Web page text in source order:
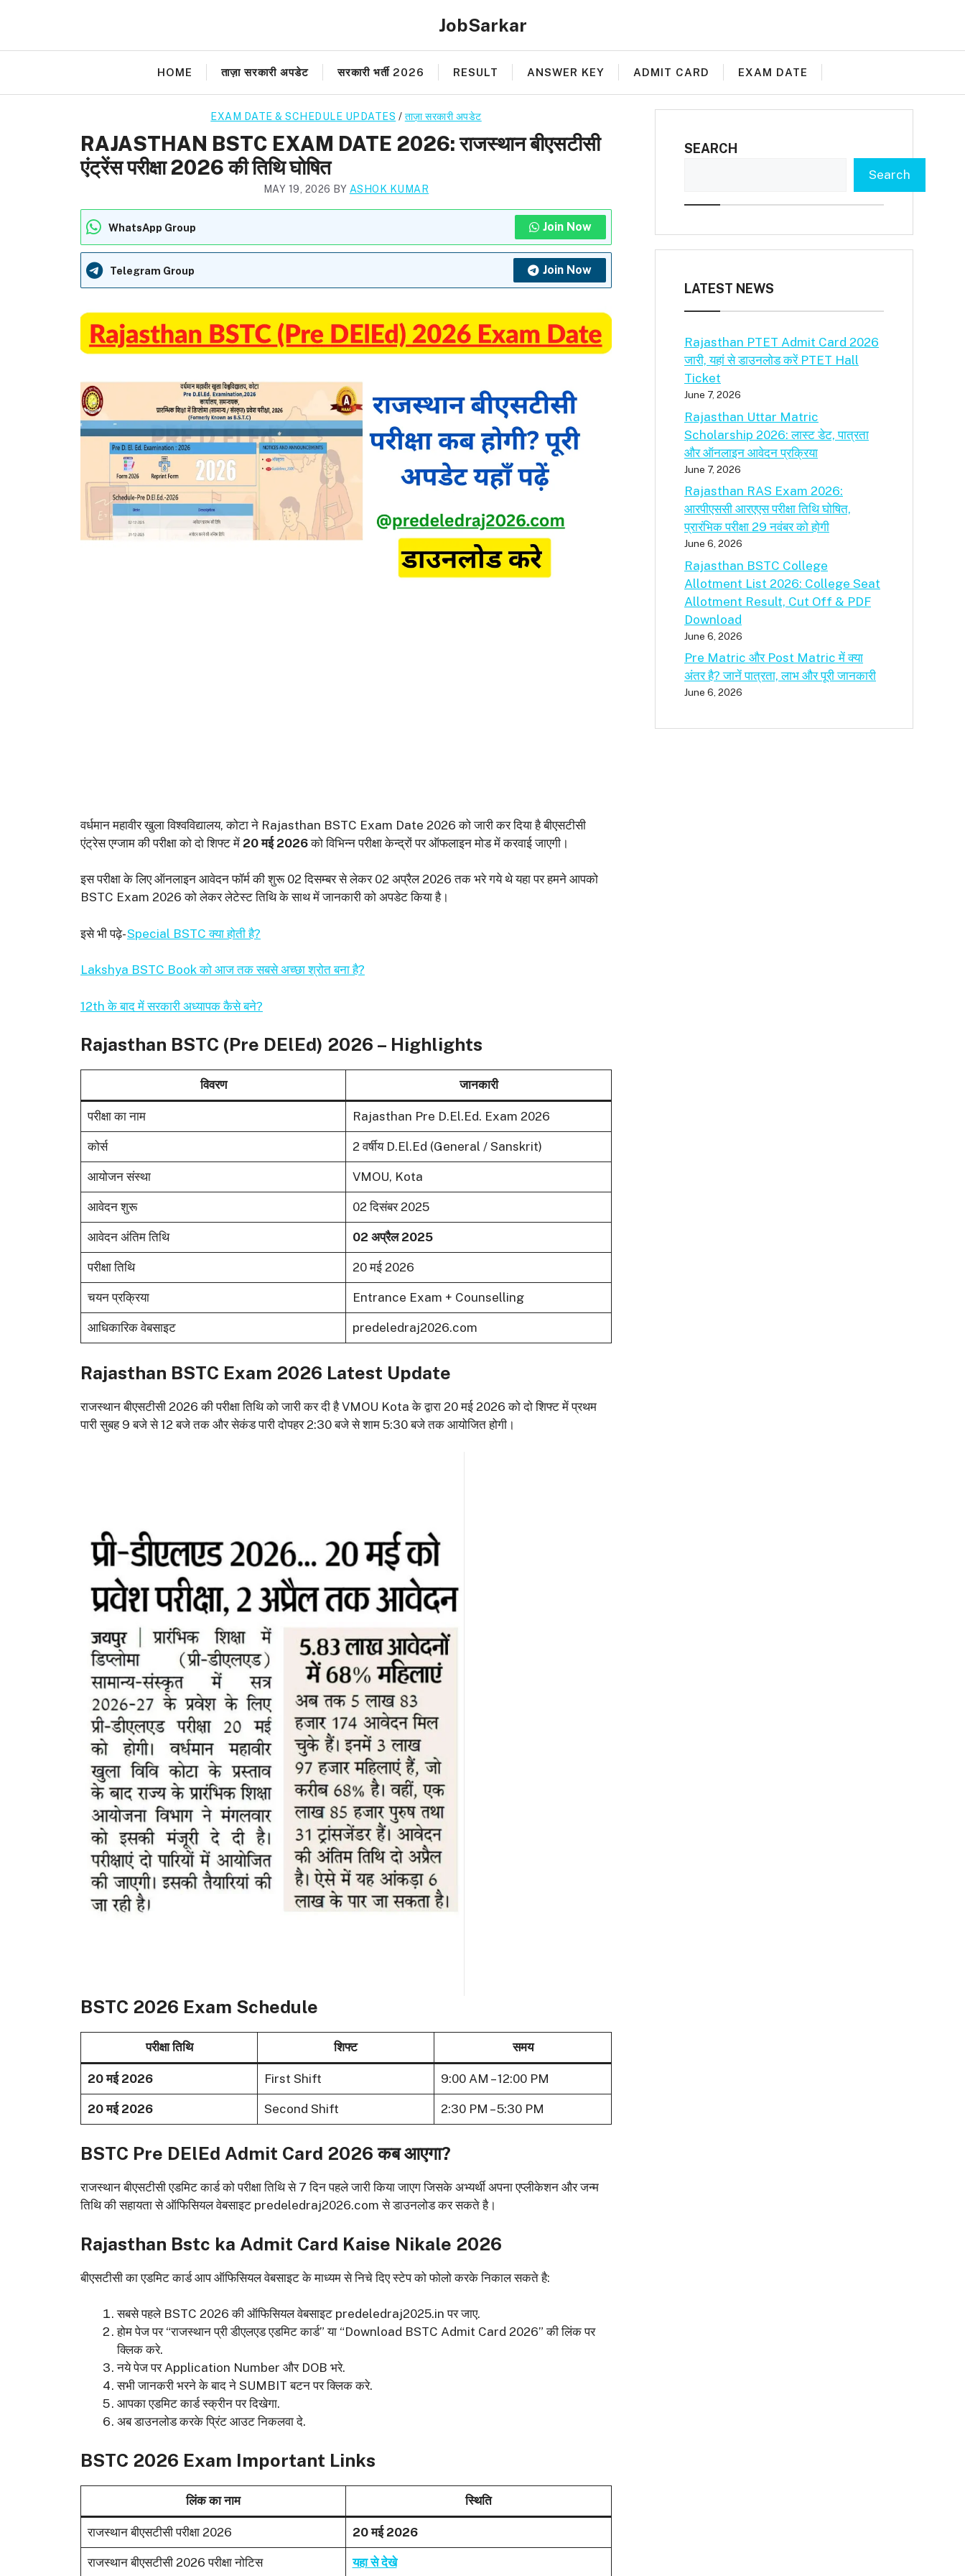
JobSarkar
HOME ताज़ा सरकारी अपडेट सरकारी भर्ती 2026 RESULT ANSWER KEY ADMIT CARD EXAM DATE
EXAM DATE & SCHEDULE UPDATES / ताज़ा सरकारी अपडेट
RAJASTHAN BSTC EXAM DATE 2026: राजस्थान बीएसटीसी
एंट्रेंस परीक्षा 2026 की तिथि घोषित
MAY 19, 2026 BY ASHOK KUMAR
WhatsApp Group Join Now
Telegram Group Join Now
वर्धमान महावीर खुला विश्वविद्यालय, कोटा ने Rajasthan BSTC Exam Date 2026 को जारी कर दिया है बीएसटीसी
एंट्रेस एग्जाम की परीक्षा को दो शिफ्ट में 20 मई 2026को विभिन्न परीक्षा केन्द्रों पर ऑफलाइन मोड में करवाई जाएगी।
इस परीक्षा के लिए ऑनलाइन आवेदन फॉर्म की शुरू 02 दिसम्बर से लेकर 02 अप्रैल 2026 तक भरे गये थे यहा पर हमने आपको
BSTC Exam 2026 को लेकर लेटेस्ट तिथि के साथ में जानकारी को अपडेट किया है।
इसे भी पढ़े-Special BSTC क्या होती है?
Lakshya BSTC Book को आज तक सबसे अच्छा श्रोत बना है?
12th के बाद में सरकारी अध्यापक कैसे बने?
Rajasthan BSTC (Pre DElEd) 2026 – Highlights
विवरण जानकारी
परीक्षा का नाम Rajasthan Pre D.El.Ed. Exam 2026
कोर्स 2 वर्षीय D.El.Ed (General / Sanskrit)
आयोजन संस्था VMOU, Kota
आवेदन शुरू 02 दिसंबर 2025
आवेदन अंतिम तिथि 02 अप्रैल 2025
परीक्षा तिथि 20 मई 2026
चयन प्रक्रिया Entrance Exam + Counselling
आधिकारिक वेबसाइट predeledraj2026.com
Rajasthan BSTC Exam 2026 Latest Update
राजस्थान बीएसटीसी 2026 की परीक्षा तिथि को जारी कर दी है VMOU Kota के द्वारा 20 मई 2026 को दो शिफ्ट में प्रथम
पारी सुबह 9 बजे से 12 बजे तक और सेकंड पारी दोपहर 2:30 बजे से शाम 5:30 बजे तक आयोजित होगी।
BSTC 2026 Exam Schedule
परीक्षा तिथि शिफ्ट समय
20 मई 2026 First Shift 9:00 AM – 12:00 PM
20 मई 2026 Second Shift 2:30 PM – 5:30 PM
BSTC Pre DElEd Admit Card 2026 कब आएगा?
राजस्थान बीएसटीसी एडमिट कार्ड को परीक्षा तिथि से 7 दिन पहले जारी किया जाएग जिसके अभ्यर्थी अपना एप्लीकेशन और जन्म
तिथि की सहायता से ऑफिसियल वेबसाइट predeledraj2026.com से डाउनलोड कर सकते है।
Rajasthan Bstc ka Admit Card Kaise Nikale 2026
बीएसटीसी का एडमिट कार्ड आप ऑफिसियल वेबसाइट के माध्यम से निचे दिए स्टेप को फोलो करके निकाल सकते है:
सबसे पहले BSTC 2026 की ऑफिसियल वेबसाइट predeledraj2025.in पर जाए.
होम पेज पर “राजस्थान प्री डीएलएड एडमिट कार्ड” या “Download BSTC Admit Card 2026” की लिंक पर
क्लिक करे.
नये पेज पर Application Number और DOB भरे.
सभी जानकरी भरने के बाद ने SUMBIT बटन पर क्लिक करे.
आपका एडमिट कार्ड स्क्रीन पर दिखेगा.
अब डाउनलोड करके प्रिंट आउट निकलवा दे.
BSTC 2026 Exam Important Links
लिंक का नाम स्थिति
राजस्थान बीएसटीसी परीक्षा 2026 20 मई 2026
राजस्थान बीएसटीसी 2026 परीक्षा नोटिस यहा से देखे
SEARCH
Search
LATEST NEWS
Rajasthan PTET Admit Card 2026
जारी, यहां से डाउनलोड करें PTET Hall
Ticket
June 7, 2026
Rajasthan Uttar Matric
Scholarship 2026: लास्ट डेट, पात्रता
और ऑनलाइन आवेदन प्रक्रिया
June 7, 2026
Rajasthan RAS Exam 2026:
आरपीएससी आरएएस परीक्षा तिथि घोषित,
प्रारंभिक परीक्षा 29 नवंबर को होगी
June 6, 2026
Rajasthan BSTC College
Allotment List 2026: College Seat
Allotment Result, Cut Off & PDF
Download
June 6, 2026
Pre Matric और Post Matric में क्या
अंतर है? जानें पात्रता, लाभ और पूरी जानकारी
June 6, 2026